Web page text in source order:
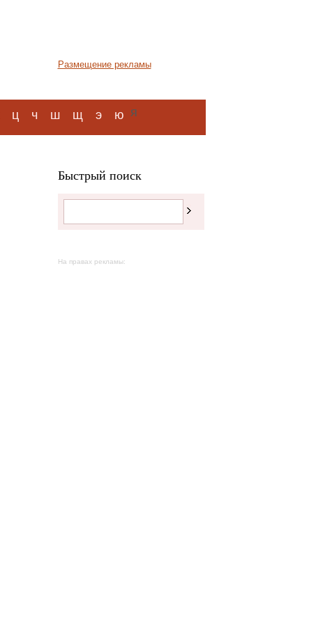
Размещение рекламы
ц ч ш щ э ю я
Быстрый поиск
На правах рекламы: